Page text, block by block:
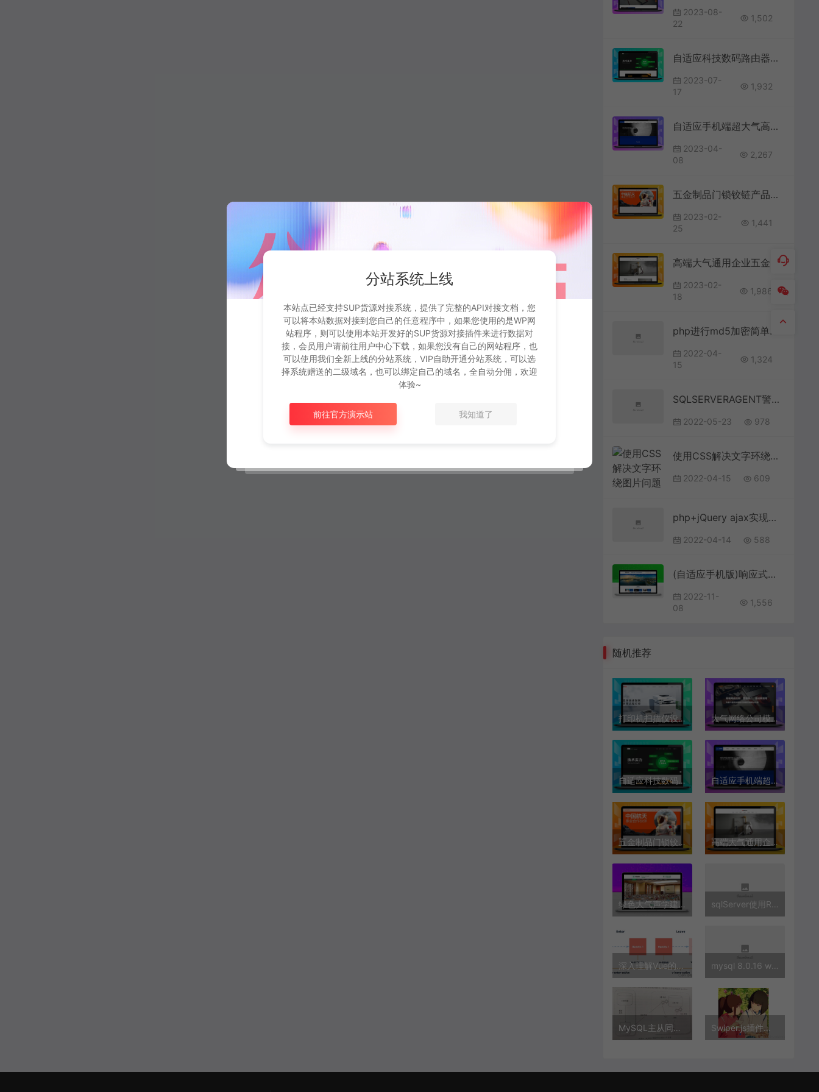
2023-08-
22
1,502
自适应科技数码路由器监控安防官网模板
2023-07-
17
1,932
自适应手机端超大气高端企业产品展示集团公司官网模板
2023-04-
08
2,267
五金制品门锁铰链产品企业官网pbcms模板
2023-02-
25
1,441
高端大气通用企业五金制品智能门锁类网站模板
2023-02-
18
1,986
php进行md5加密简单实例方法
2022-04-
15
1,324
SQLSERVERAGENT警告:事件 ID: 312
2022-05-23 978
使用CSS解决文字环绕图片问题的代码
2022-04-15 609
php+jQuery ajax实现的实时刷新显示数据功能示例
2022-04-14 588
(自适应手机版)响应式咨询管理类模板 HTML5企业管理咨询机构源码下载
2022-11-
08
1,556
随机推荐
打印机扫描仪设备品牌官网模板无刷AJAX加载技术 大气网络公司模板
自适应科技数码路由器监控安防官网模板 自适应手机端超大气高端企业产品展示集团公司官网模板
五金制品门锁铰链产品企业官网pbcms模板 高端大气通用企业五金制品智能门锁类网站模板
绿色大气声学建材模板 环保装修建材源码下载
MySQL主从同步机制与同步延时问题追查过程 Swiper.js插件超简单实现轮播图
分站系统上线
本站点已经支持SUP货源对接系统，提供了完整的API对接文档，您
可以将本站数据对接到您自己的任意程序中，如果您使用的是WP网
站程序，则可以使用本站开发好的SUP货源对接插件来进行数据对
接，会员用户请前往用户中心下载，如果您没有自己的网站程序，也
可以使用我们全新上线的分站系统，VIP自助开通分站系统，可以选
择系统赠送的二级域名，也可以绑定自己的域名，全自动分佣，欢迎
体验~
前往官方演示站 我知道了